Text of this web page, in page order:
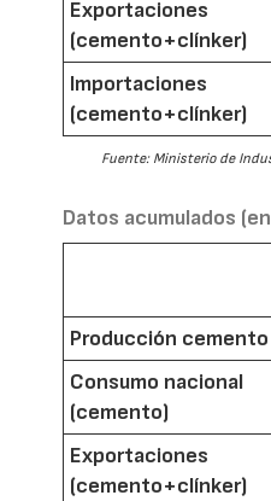
Exportaciones
(cemento+clínker)
Importaciones
(cemento+clínker)
Fuente: Ministerio de
Datos acumulados
Producción cemento
Consumo nacional
(cemento)
Exportaciones
(cemento+clínker)